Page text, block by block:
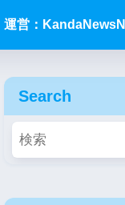
運営：
Search